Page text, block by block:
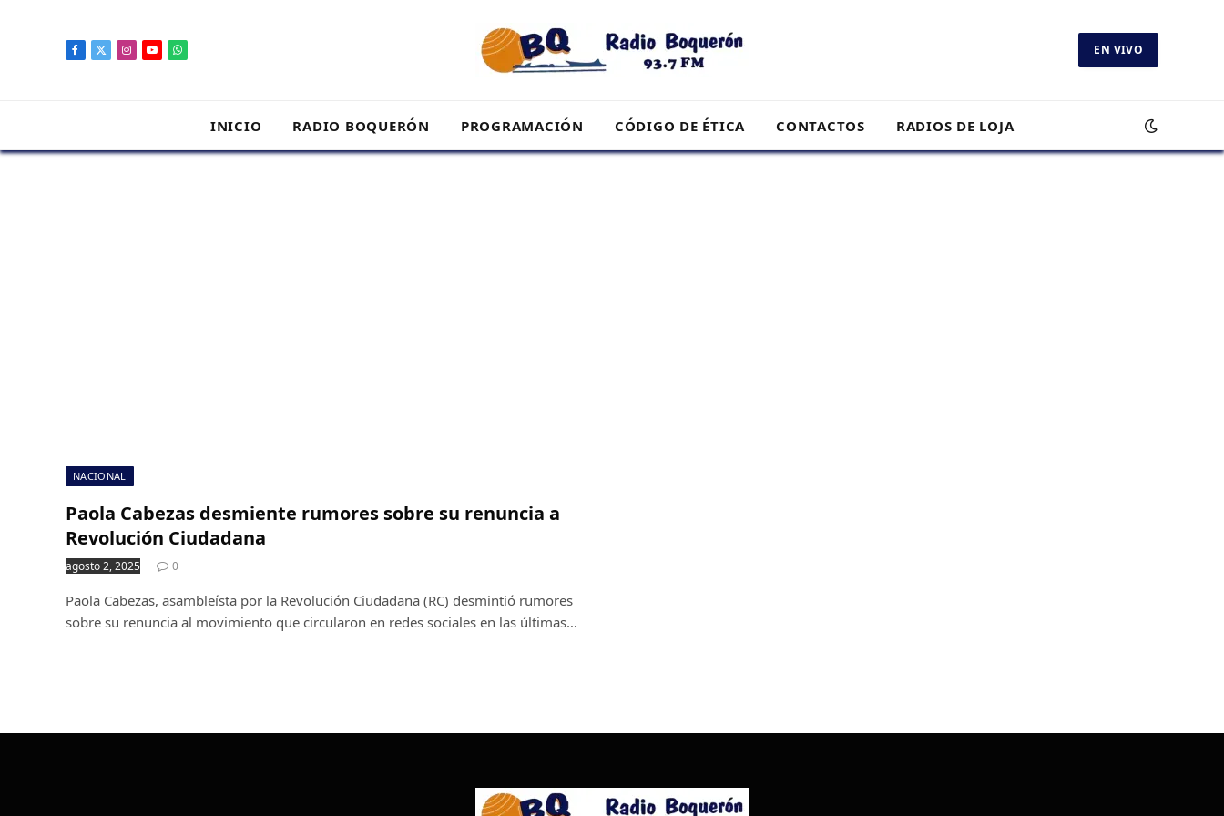
Facebook
X
Instagram
YouTubeWhatsApp EN VIVO
INICIO RADIO BOQUERÓN PROGRAMACIÓN CÓDIGO DE ÉTICA CONTACTOS RADIOS DE LOJA
NACIONAL
Paola Cabezas desmiente rumores sobre su renuncia a
Revolución Ciudadana
agosto 2, 2025 0
Paola Cabezas, asambleísta por la Revolución Ciudadana (RC) desmintió rumores
sobre su renuncia al movimiento que circularon en redes sociales en las últimas…